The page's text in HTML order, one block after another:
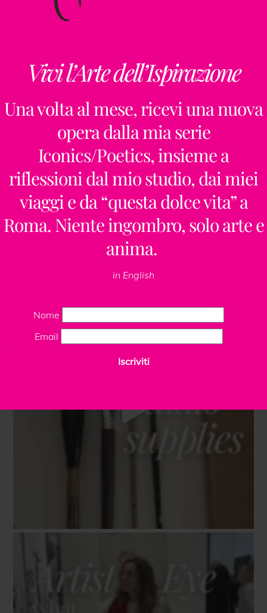
Vivi l’Arte dell’Ispirazione
Una volta al mese, ricevi una nuova
opera dalla mia serie
Iconics/Poetics, insieme a
riflessioni dal mio studio, dai miei
viaggi e da “questa dolce vita” a
Roma. Niente ingombro, solo arte e
anima.
in English
Nome
Email
Iscriviti